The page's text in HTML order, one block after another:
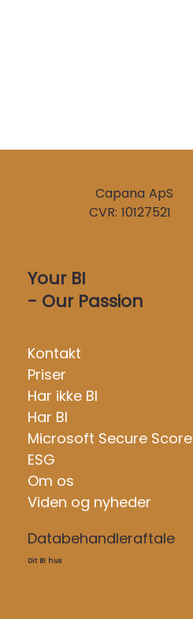
Your BI
- Our Passion
Capana ApS
CVR: 10127521
Kontakt
Priser
Har ikke BI
Har BI
Microsoft Secure Score
ESG
Om os
Viden og nyheder
Databehandleraftale
Dit BI hus